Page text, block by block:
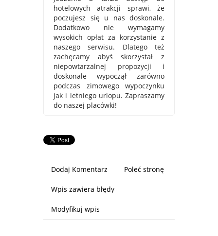
hotelowych atrakcji sprawi, że
poczujesz się u nas doskonale.
Dodatkowo nie wymagamy
wysokich opłat za korzystanie z
naszego serwisu. Dlatego też
zachęcamy abyś skorzystał z
niepowtarzalnej propozycji i
doskonale wypoczął zarówno
podczas zimowego wypoczynku
jak i letniego urlopu. Zapraszamy
do naszej placówki!
Dodaj Komentarz Poleć stronę
Wpis zawiera błędy
Modyfikuj wpis